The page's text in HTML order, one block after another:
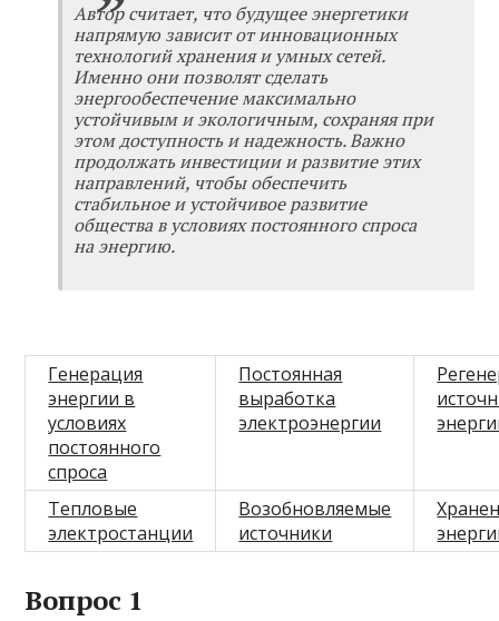
Автор считает, что будущее энергетики
напрямую зависит от инновационных
технологий хранения и умных сетей.
Именно они позволят сделать
энергообеспечение максимально
устойчивым и экологичным, сохраняя при
этом доступность и надежность. Важно
продолжать инвестиции и развитие этих
направлений, чтобы обеспечить
стабильное и устойчивое развитие
общества в условиях постоянного спроса
на энергию.
Генерация
энергии в
условиях
постоянного
спроса
Постоянная
выработка
электроэнергии
Тепловые
электростанции
Возобновляемые
источники
Вопрос 1